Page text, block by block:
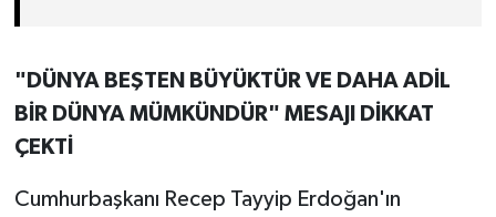
"DÜNYA BEŞTEN BÜYÜKTÜR VE DAHA ADİL
BİR DÜNYA MÜMKÜNDÜR" MESAJI DİKKAT
ÇEKTİ
Cumhurbaşkanı Recep Tayyip Erdoğan'ın